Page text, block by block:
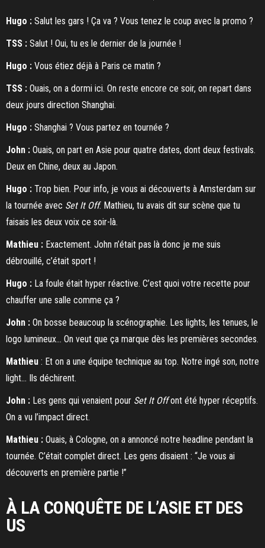
Hugo : Salut les gars ! Ça va ? Vous tenez le coup avec la promo ?
TSS : Salut ! Oui, tu es le dernier de la journée !
Hugo : Vous étiez déjà à Paris ce matin ?
TSS : Ouais, on a dormi ici. On reste encore ce soir, on repart dans
deux jours direction Shanghai.
Hugo : Shanghai ? Vous partez en tournée ?
John : Ouais, on part en Asie pour quatre dates, dont deux festivals.
Deux en Chine, deux au Japon.
Hugo : Trop bien. Pour info, je vous ai découverts à Amsterdam sur
la tournée avec Set It Off. Mathieu, tu avais dit sur scène que tu
faisais les deux voix ce soir-là.
Mathieu : Exactement. John n’était pas là donc je me suis
débrouillé, c’était sport !
Hugo : La foule était hyper réactive. C’est quoi votre recette pour
chauffer une salle comme ça ?
John : On bosse beaucoup la scénographie. Les lights, les tenues, le
logo lumineux… On veut que ça marque dès les premières secondes.
Mathieu : Et on a une équipe technique au top. Notre ingé son, notre
light… Ils déchirent.
John : Les gens qui venaient pour Set It Offont été hyper réceptifs.
On a vu l’impact direct.
Mathieu : Ouais, à Cologne, on a annoncé notre headline pendant la
tournée. C’était complet direct. Les gens disaient : “Je vous ai
découverts en première partie !”
À LA CONQUÊTE DE L’ASIE ET DES
US